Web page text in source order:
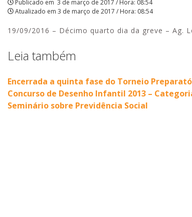
Ag.
Lorena
|
APCEF/SP
Publicado em 3 de março de 2017 / Hora: 08:54
Atualizado em 3 de março de 2017 / Hora: 08:54
19/09/2016 – Décimo quarto dia da greve – Ag.
Leia também
Encerrada a quinta fase do Torneio
Concurso de Desenho Infantil 2013 –
Seminário sobre Previdência Social